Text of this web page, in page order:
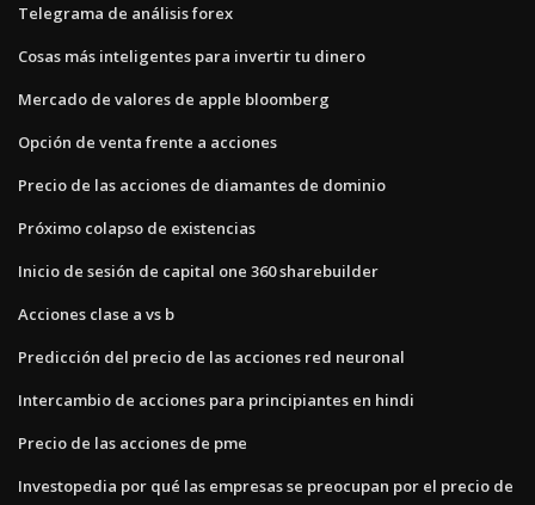
Telegrama de análisis forex
Cosas más inteligentes para invertir tu dinero
Mercado de valores de apple bloomberg
Opción de venta frente a acciones
Precio de las acciones de diamantes de dominio
Próximo colapso de existencias
Inicio de sesión de capital one 360 ​​sharebuilder
Acciones clase a vs b
Predicción del precio de las acciones red neuronal
Intercambio de acciones para principiantes en hindi
Precio de las acciones de pme
Investopedia por qué las empresas se preocupan por el precio de